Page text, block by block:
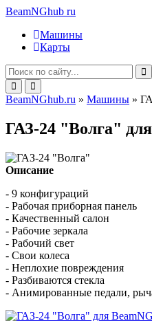
BeamNGhub ru
Машины
Карты
BeamNGhub.ru » Машины »
ГАЗ-24 "Волга"
Описание
- 9 конфигураций
- Рабочая приборная панель
- Качественный салон
- Рабочие зеркала
- Рабочий свет
- Свои колеса
- Неплохие повреждения
- Разбиваются стекла
- Анимированные педали,